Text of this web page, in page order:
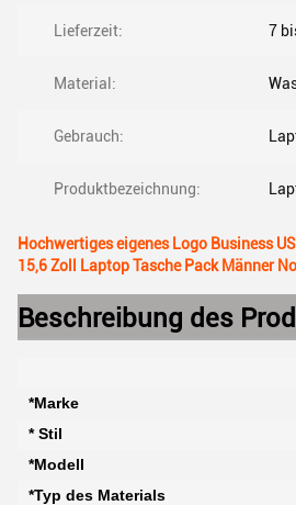
Lieferzeit: 7
Material:
Gebrauch:
Produktbezeichnung:
Hochwertiges eigenes Logo Business
15,6 Zoll Laptop Tasche Pack Männer
Beschreibung des
*Marke
* Stil
*Modell
*Typ des Materials